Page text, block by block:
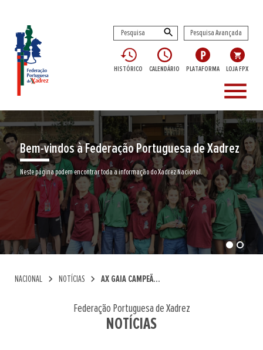
Pesquisa Avançada
HISTÓRICO CALENDÁRIO PLATAFORMA LOJA FPX
menu
à Federação Portuguesa de Xadrez
encontrar toda a informação do Xadrez Nacional. Junte-se a
NACIONAL chevron_right NOTÍCIAS chevron_right AX GAIA CAMPEÃ...
Federação Portuguesa de Xadrez
NOTÍCIAS